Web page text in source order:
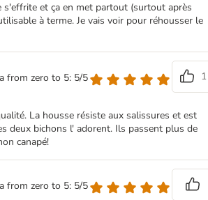
s'effrite et ça en met partout (surtout après
à terme. Je vais voir pour réhousser le
from zero to 5: 5/5
1
La housse résiste aux salissures et est
deux bichons l' adorent. Ils passent plus de
canapé!
from zero to 5: 5/5